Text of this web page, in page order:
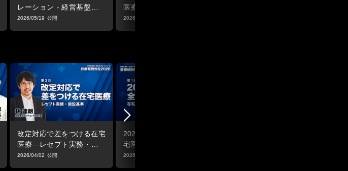
レーション - 経営基盤を安
定させる収益モデルの最適
2026/05/19
医療―レセプト実務・施設
基準―
2026/04/02
改定対応で差をつける在宅
医療―レセプト実務・施設
基準―
2026/04/02
2026年改定の全体像 ― 在
宅医療はどう変わるのか
2026/04/02